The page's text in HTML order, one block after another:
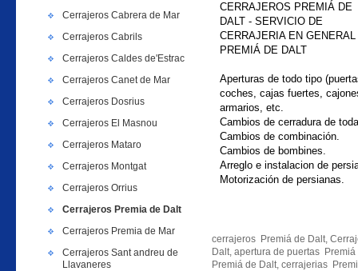
Cerrajeros Cabrera de Mar
Cerrajeros Cabrils
Cerrajeros Caldes de'Estrac
Cerrajeros Canet de Mar
Cerrajeros Dosrius
Cerrajeros El Masnou
Cerrajeros Mataro
Cerrajeros Montgat
Cerrajeros Orrius
Cerrajeros Premia de Dalt
Cerrajeros Premia de Mar
Cerrajeros Sant andreu de
Llavaneres
CERRAJEROS PREMIÁ DE
DALT - SERVICIO DE
CERRAJERIA EN GENERAL
PREMIÁ DE DALT
Aperturas de todo tipo
coches, cajas fuertes,
armarios, etc.
Cambios de cerradura de
Cambios de combinación.
Cambios de bombines.
Arreglo e instalacion de
Motorización de persianas.
cerrajeros Premiá de Dalt,
Dalt, apertura de puertas
Premiá de Dalt, cerrajerias